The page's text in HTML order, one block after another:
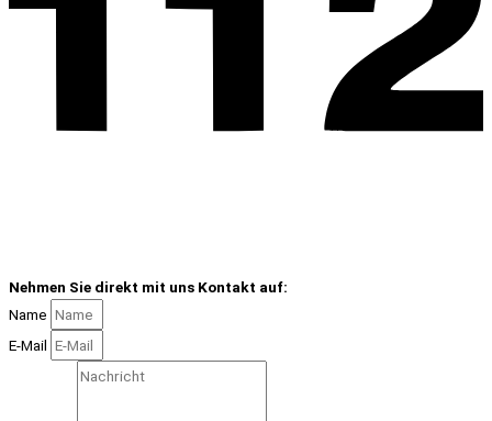
Nehmen Sie direkt mit uns Kontakt auf:
Name
E-Mail